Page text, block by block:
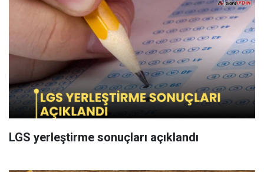
LGS yerleştirme sonuçları açıklandı